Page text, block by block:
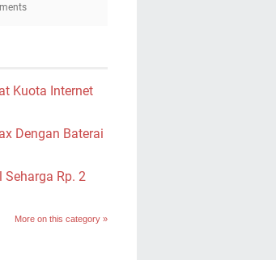
Kuota Internet
Dengan Baterai
Seharga Rp. 2
More on this category »